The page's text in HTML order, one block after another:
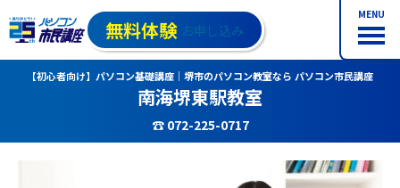
MENU
無料体験 お申し込み
【初心者向け】パソコン基礎講座｜堺市のパソコン教室なら パソコン市民講座
南海堺東駅教室
☎ 072-225-0717